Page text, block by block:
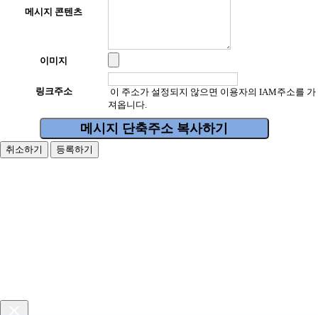
메시지 콘텐츠
이미지
링크주소
이 주소가 설정되지 않으면 이용자의 IAM주소를 가
져옵니다.
메시지 단축주소 복사하기
취소하기 등록하기